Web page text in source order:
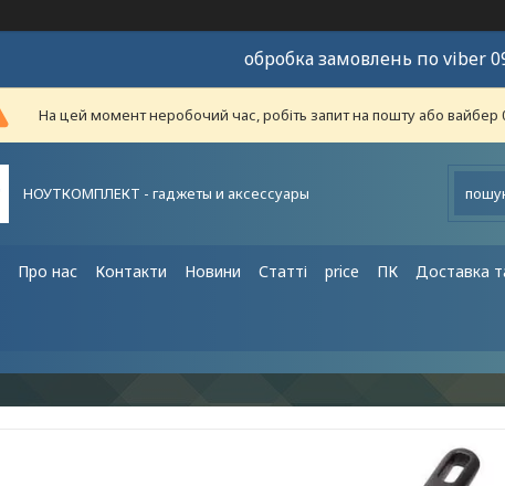
обробка замовлень по viber
На цей момент неробочий час, робіть запит на пошту або вайбер
НОУТКОМПЛЕКТ - гаджеты и аксессуары
Про нас Контакти Новини Статті price ПК Доставка